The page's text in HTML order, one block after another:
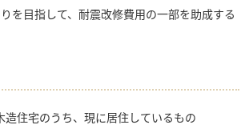
を目指して、耐震改修費用の一部を助成する
造住宅のうち、現に居住しているもの